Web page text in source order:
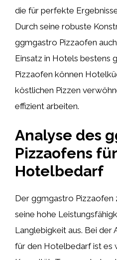
die für perfekte
Durch seine robuste
ggmgastro Pizzaofen
Einsatz in Hotels bestens
Pizzaofen können
köstlichen Pizzen
effizient arbeiten.
Analyse des
Pizzaofens
Hotelbedarf
Der ggmgastro Pizzaofen
seine hohe
Langlebigkeit aus. Bei der
für den Hotelbedarf ist es